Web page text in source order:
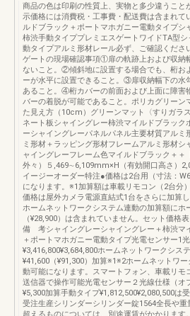
商品の色は印刷の性質上、実物と多少違うこと
示価格には消費税・工事費・配送費は含まれて
ルドブラック＋ポートマホガニー電動タイプシ
柿渋手動タイププレミエスゲートワイドTA型
動タイプアルミ形材レール必ず、ご確認くださ
ゲートの現場確認事項①扉の軌跡上および収納
ないこと。②傾斜地に設置する場合でも、桁お
ーが水平に設置できること。③扉収納幅下の水
あること。④桁カバーの前面および上面に障害
バーの着脱が可能であること。ポリカグリーン
た見え方（10cm）グリーンマット〈すりガラ
ネート板シャイングレー柿渋マイルドブラック
ーシャイングレーパネルパネル主要材質アルミ
ミ形材＋ラッピング形材フレームアルミ形材シ
ャイングレーフレーム色マイルドブラック＋＋
外々）５,469∼6,109mm×H（有効開口高さ）
イージーオーダー特注●価格は2台用（寸法：
になります。※1加算額は車載リモコン（2台分
価格は屋外カメラ電源直結式1台をさらに加算
ホームネットワークシステム連動の加算額にホ
（¥28,900）は含まれていません。セット価格
備 考シャイングレーシャイングレー＋柿渋マ
＋ポートマホガニー電動タイプ光電センサー1
¥3,416,800¥3,684,800ホームネットワークシス
¥41,600（¥91,300）加算※1※2ホームネットワ
動可能になります。スマートフォン、車載リモ
送信器で操作可能光電センサー２光線仕様（オ
¥5,300加算手動タイプ¥1,812,500¥2,080,500は受
受注生産シリンダーシリンダー錠1564全長や重
超えるものについては、別途運賃がかかります